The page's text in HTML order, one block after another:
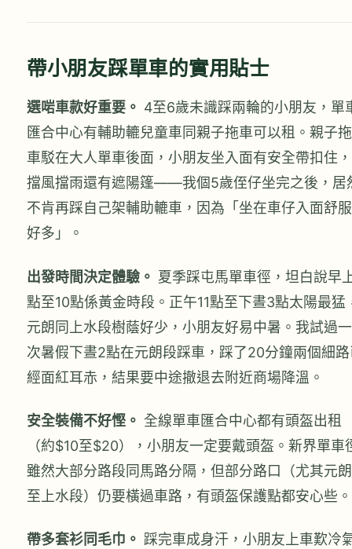
帶小朋友踩單車的實用貼士
選啱車款好重要。 4至6歲未識踩兩輪的小朋友，單
匯合中心有輔助轆兒童車同親子拖車可以租。親子拖
車駁在大人單車後面，小朋友坐入面有安全帶扣住，
擋風擋雨還有遮陽篷——我個5歲侄仔坐完之後，居
不肯再踩自己架輔助轆車，因為「坐在車仔入面舒服
好多」。
出發時間決定體驗。 夏季踩屯馬單車徑，坦白說早
點至10點係黃金時段。正午11點至下晝3點太陽最猛
元朗同上水段樹蔭好少，小朋友好易中暑。我試過一
次暑假下晝2點在元朗段踩車，踩了20分鐘兩個細
經面紅耳赤，結果要中途撤退去附近商場降溫。
安全裝備不好慳。 全線單車匯合中心都有頭盔出租
（約$10至$20），小朋友一定要戴頭盔。新界單車
雖然大部分路段同馬路分隔，但部分路口（尤其元朗
至上水段）仍要橫過車路，有頭盔保護點都安心些。
帶多套衫同毛巾。 踩完車成身汗，小朋友上車歎冷